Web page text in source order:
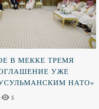
В МЕККЕ ТРЕМЯ
УЖЕ
НАТО»
5